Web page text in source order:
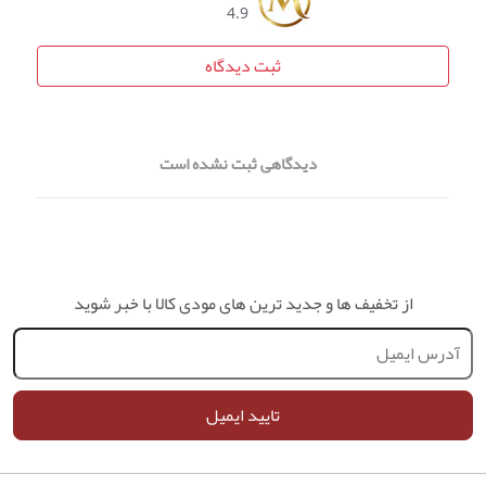
4.9
ثبت دیدگاه
دیدگاهی ثبت نشده است
از تخفیف ها و جدید ترین های مودی کالا با خبر شوید
تایید ایمیل